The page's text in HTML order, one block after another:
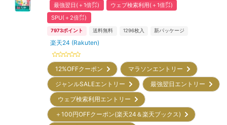
最強翌日(＋1倍㌽)
ウェブ検索利用(＋1倍㌽)
SPU(＋2倍㌽)
7973ポイント 送料無料 1296枚入 新パッケージ
楽天24 (Rakuten)
12%OFFクーポン
マラソンエントリー
ジャンルSALEエントリー
最強翌日エントリー
ウェブ検索利用エントリー
＋100円OFFクーポン(楽天24＆楽天ブックス)